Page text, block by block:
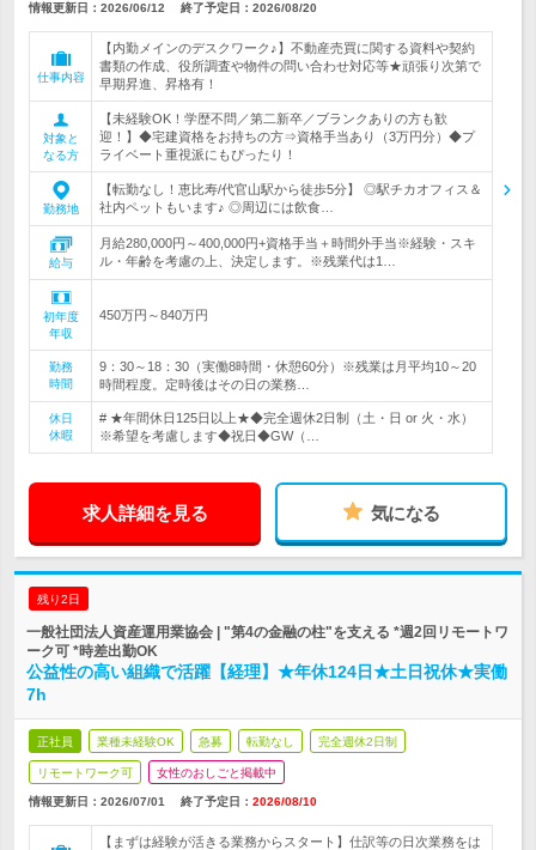
情報更新日：2026/06/12 終了予定日： 2026/08/20
仕事内容
【内勤メインのデスクワーク♪】不動産売買に関する資料や契約
書類の作成、役所調査や物件の問い合わせ対応等★頑張り次第で
早期昇進、昇格有！
対象と
なる方
【未経験OK！学歴不問／第二新卒／ブランクありの方も歓
迎！】◆宅建資格をお持ちの方⇒資格手当あり（3万円分）◆プ
ライベート重視派にもぴったり！
勤務地
【転勤なし！恵比寿/代官山駅から徒歩5分】 ◎駅チカオフィス＆
社内ペットもいます♪ ◎周辺には飲食…
給与
月給280,000円～400,000円+資格手当＋時間外手当※経験・スキ
ル・年齢を考慮の上、決定します。※残業代は1…
初年度
年収
450万円～840万円
勤務
時間
9：30～18：30（実働8時間・休憩60分）※残業は月平均10～20
時間程度。定時後はその日の業務…
休日
休暇
# ★年間休日125日以上★◆完全週休2日制（土・日 or 火・水）
※希望を考慮します◆祝日◆GW（…
求人詳細を見る 気になる
残り2日
一般社団法人資産運用業協会 | "第4の金融の柱"を支える *週2回リモートワ
ーク可 *時差出勤OK
公益性の高い組織で活躍【経理】★年休124日★土日祝休★実働
7h
正社員 業種未経験OK 急募 転勤なし 完全週休2日制
リモートワーク可 女性のおしごと掲載中
情報更新日：2026/07/01 終了予定日： 2026/08/10
【まずは経験が活きる業務からスタート】仕訳等の日次業務をは